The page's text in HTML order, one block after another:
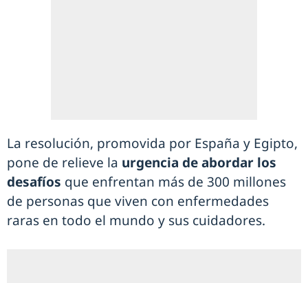
La resolución, promovida por España y Egipto,
pone de relieve la urgencia de abordar los
desafíos que enfrentan más de 300 millones
de personas que viven con enfermedades
raras en todo el mundo y sus cuidadores.